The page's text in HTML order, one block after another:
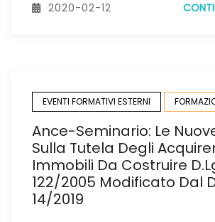
2020-02-12
EVENTI FORMATIVI ESTERNI
Ance-Seminario: Le
Sulla Tutela Degli
Immobili Da Costruire
122/2005 Modificato Dal
14/2019